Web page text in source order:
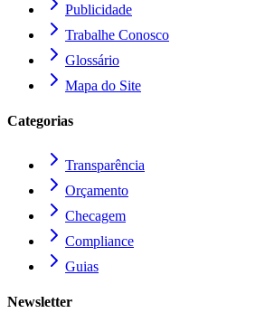
Publicidade
Trabalhe Conosco
Glossário
Mapa do Site
Categorias
Transparência
Orçamento
Checagem
Compliance
Guias
Newsletter